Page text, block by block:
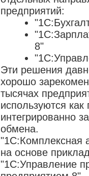
предприятий:
8"
Эти решения
хорошо
тысячах
используются как
интегрированно
обмена.
"1С:Комплексная
на основе
"1С:Управление